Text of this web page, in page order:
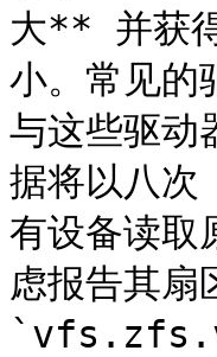
大** 并获
小。常见
与这些驱动
据将以八
有设备读取
虑报告其